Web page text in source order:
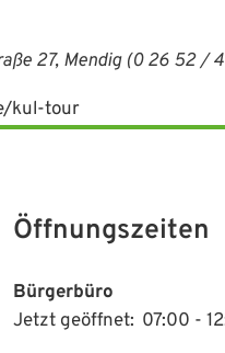
27, Mendig (0 26 52 /
kul-tour
Öffnungszeiten
Bürgerbüro
Klicken, um weitere Öffnungs-
Jetzt geöffnet: 07:00 -